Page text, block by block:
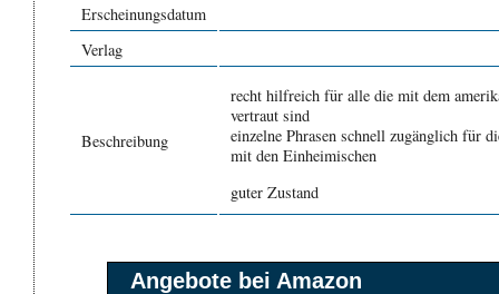
Erscheinungsdatum
Verlag
Beschreibung
recht hilfreich für alle die mit dem
vertraut sind
einzelne Phrasen schnell zugänglich für
mit den Einheimischen
guter Zustand
Angebote bei Amazon